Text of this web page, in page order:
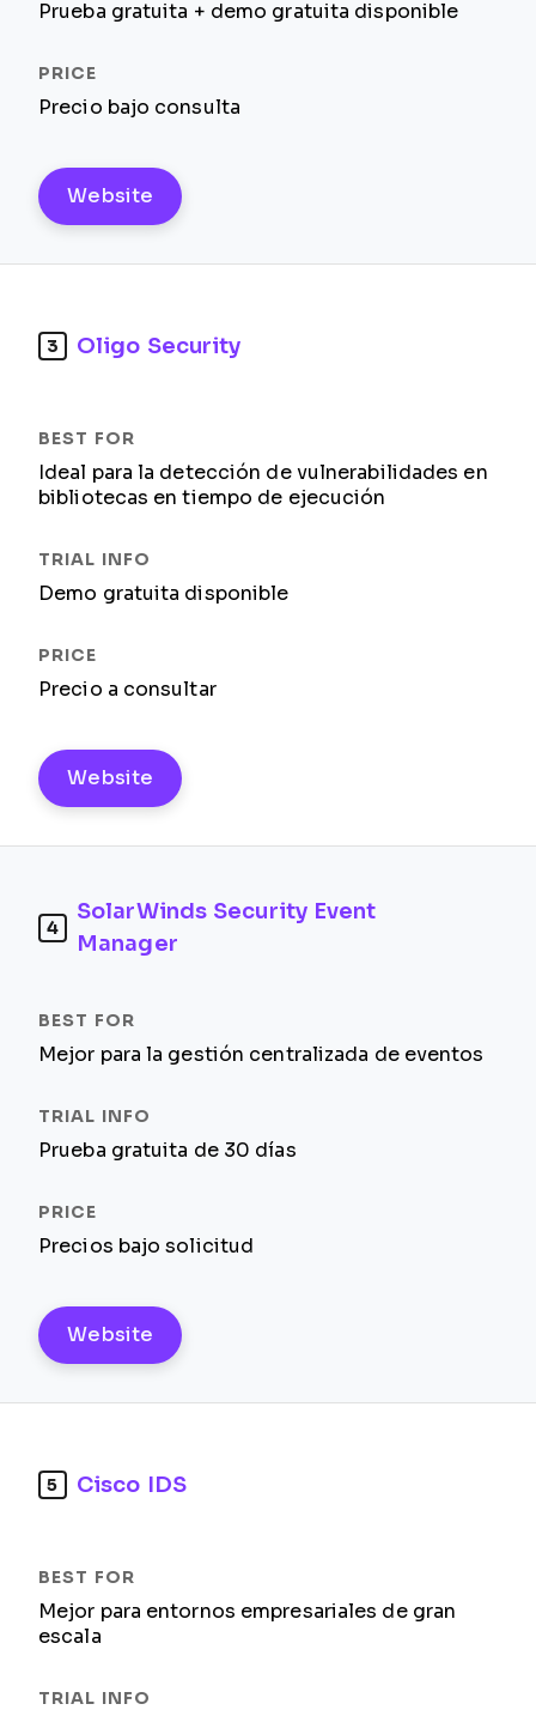
Prueba gratuita + demo gratuita disponible
Precio bajo consulta
Website
3 Oligo Security
Ideal para la detección de vulnerabilidades en
bibliotecas en tiempo de ejecución
Demo gratuita disponible
Precio a consultar
Website
4
SolarWinds Security Event
Manager
Mejor para la gestión centralizada de eventos
Prueba gratuita de 30 días
Precios bajo solicitud
Website
5 Cisco IDS
Mejor para entornos empresariales de gran
escala